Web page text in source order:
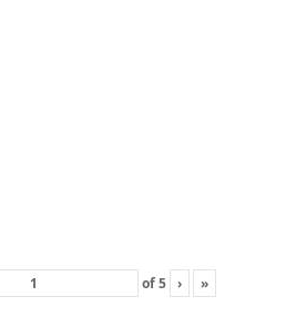
of5 › »